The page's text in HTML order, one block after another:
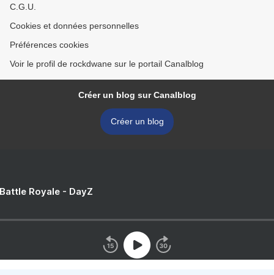
C.G.U.
Cookies et données personnelles
Préférences cookies
Voir le profil de rockdwane sur le portail Canalblog
Créer un blog sur Canalblog
Créer un blog
Royale - DayZ